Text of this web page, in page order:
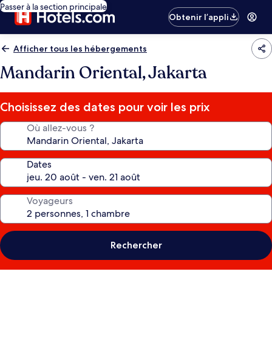
Passer à la section principale
Obtenir l’appli
Afficher tous les hébergements
Mandarin Oriental, Jakarta
Choisissez des dates pour voir les prix
Où allez-vous ?
Dates
Voyageurs
Rechercher